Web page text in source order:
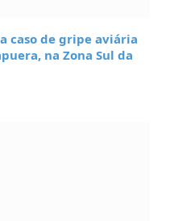
caso de gripe aviária
na Zona Sul da